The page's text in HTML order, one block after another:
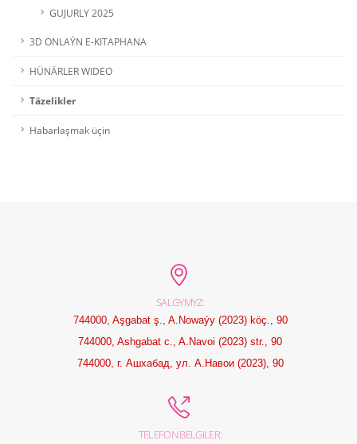
GUJURLY 2025
3D ONLAÝN E-KITAPHANA
HÜNÄRLER WIDEO
Täzelikler
Habarlaşmak üçin
SALGYMYZ:
744000, Aşgabat ş., A.Nowaýy (2023) köç., 90
744000, Ashgabat c., A.Navoi (2023) str., 90
744000, г. Ашхабад, ул. А.Навои (2023), 90
TELEFON BELGILER: